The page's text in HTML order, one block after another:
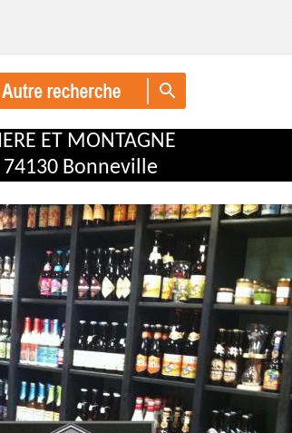
ET MONTAGNE
74130 Bonneville